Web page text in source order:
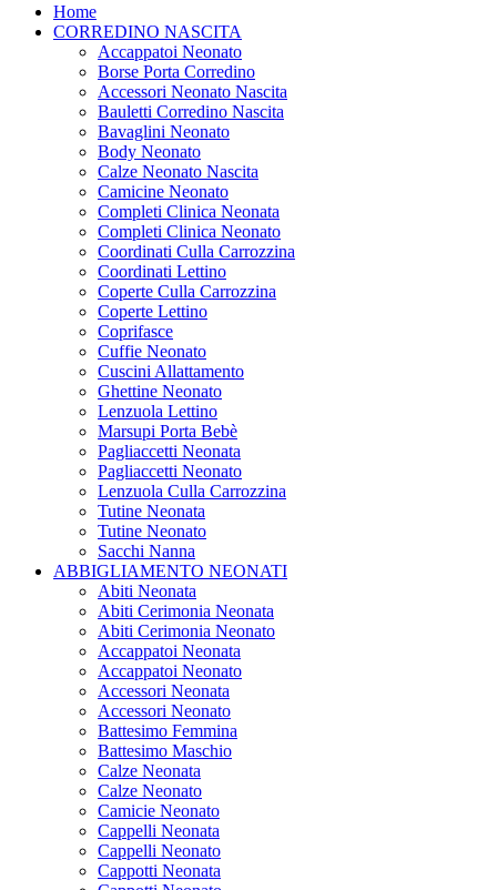
Home
CORREDINO NASCITA
Accappatoi Neonato
Borse Porta Corredino
Accessori Neonato Nascita
Bauletti Corredino Nascita
Bavaglini Neonato
Body Neonato
Calze Neonato Nascita
Camicine Neonato
Completi Clinica Neonata
Completi Clinica Neonato
Coordinati Culla Carrozzina
Coordinati Lettino
Coperte Culla Carrozzina
Coperte Lettino
Coprifasce
Cuffie Neonato
Cuscini Allattamento
Ghettine Neonato
Lenzuola Lettino
Marsupi Porta Bebè
Pagliaccetti Neonata
Pagliaccetti Neonato
Lenzuola Culla Carrozzina
Tutine Neonata
Tutine Neonato
Sacchi Nanna
ABBIGLIAMENTO NEONATI
Abiti Neonata
Abiti Cerimonia Neonata
Abiti Cerimonia Neonato
Accappatoi Neonata
Accappatoi Neonato
Accessori Neonata
Accessori Neonato
Battesimo Femmina
Battesimo Maschio
Calze Neonata
Calze Neonato
Camicie Neonato
Cappelli Neonata
Cappelli Neonato
Cappotti Neonata